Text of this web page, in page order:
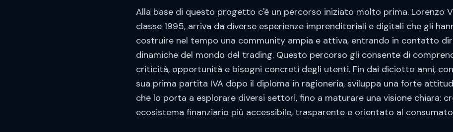
Alla base di questo progetto c'è un percorso iniziato molto prima. Lorenzo
classe 1995, arriva da diverse esperienze imprenditoriali e digitali che gli
costruire nel tempo una community ampia e attiva, entrando in contatto
dinamiche del mondo del trading. Questo percorso gli consente di
criticità, opportunità e bisogni concreti degli utenti. Fin dai diciotto anni,
sua prima partita IVA dopo il diploma in ragioneria, sviluppa una forte
che lo porta a esplorare diversi settori, fino a maturare una visione chiara:
ecosistema finanziario più accessibile, trasparente e orientato al